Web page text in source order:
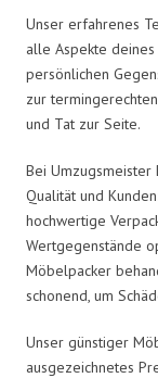
Unser erfahrenes
alle Aspekte
persönlichen
zur
und Tat zur Seite.
Bei
Qualität und
hochwertige
Wertgegenstände
Möbelpacker
schonend, um
Unser günstiger
ausgezeichnetes